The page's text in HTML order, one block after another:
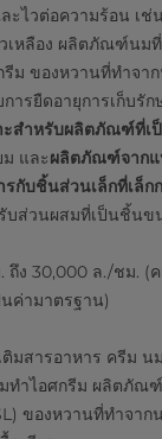
ไวต่อความร้อน เช่
เหลือง ผลิตภัณฑ์นม
ม ของหวานที่ทำจา
รยืดอายุการเก็บรัก
ะสำหรับผลิตภัณฑ์ที่เ
และผลิตภัณฑ์จากแ
กับชิ้นส่วนเล็กที่เล็ก
บส่วนผสมที่เป็นชิ้นข
ถึง 30,000 ล./ชม. (
นค่ามาตรฐาน)
มสารอาหาร ครีม น
ำไอศกรีม ผลิตภัณฑ์
ของหวานที่ทำจาก